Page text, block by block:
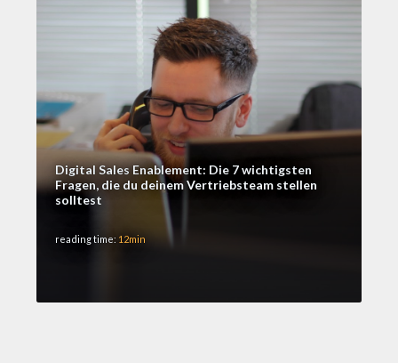
Digital Sales Enablement: Die 7 wichtigsten
Fragen, die du deinem Vertriebsteam stellen
solltest
reading time: 12min